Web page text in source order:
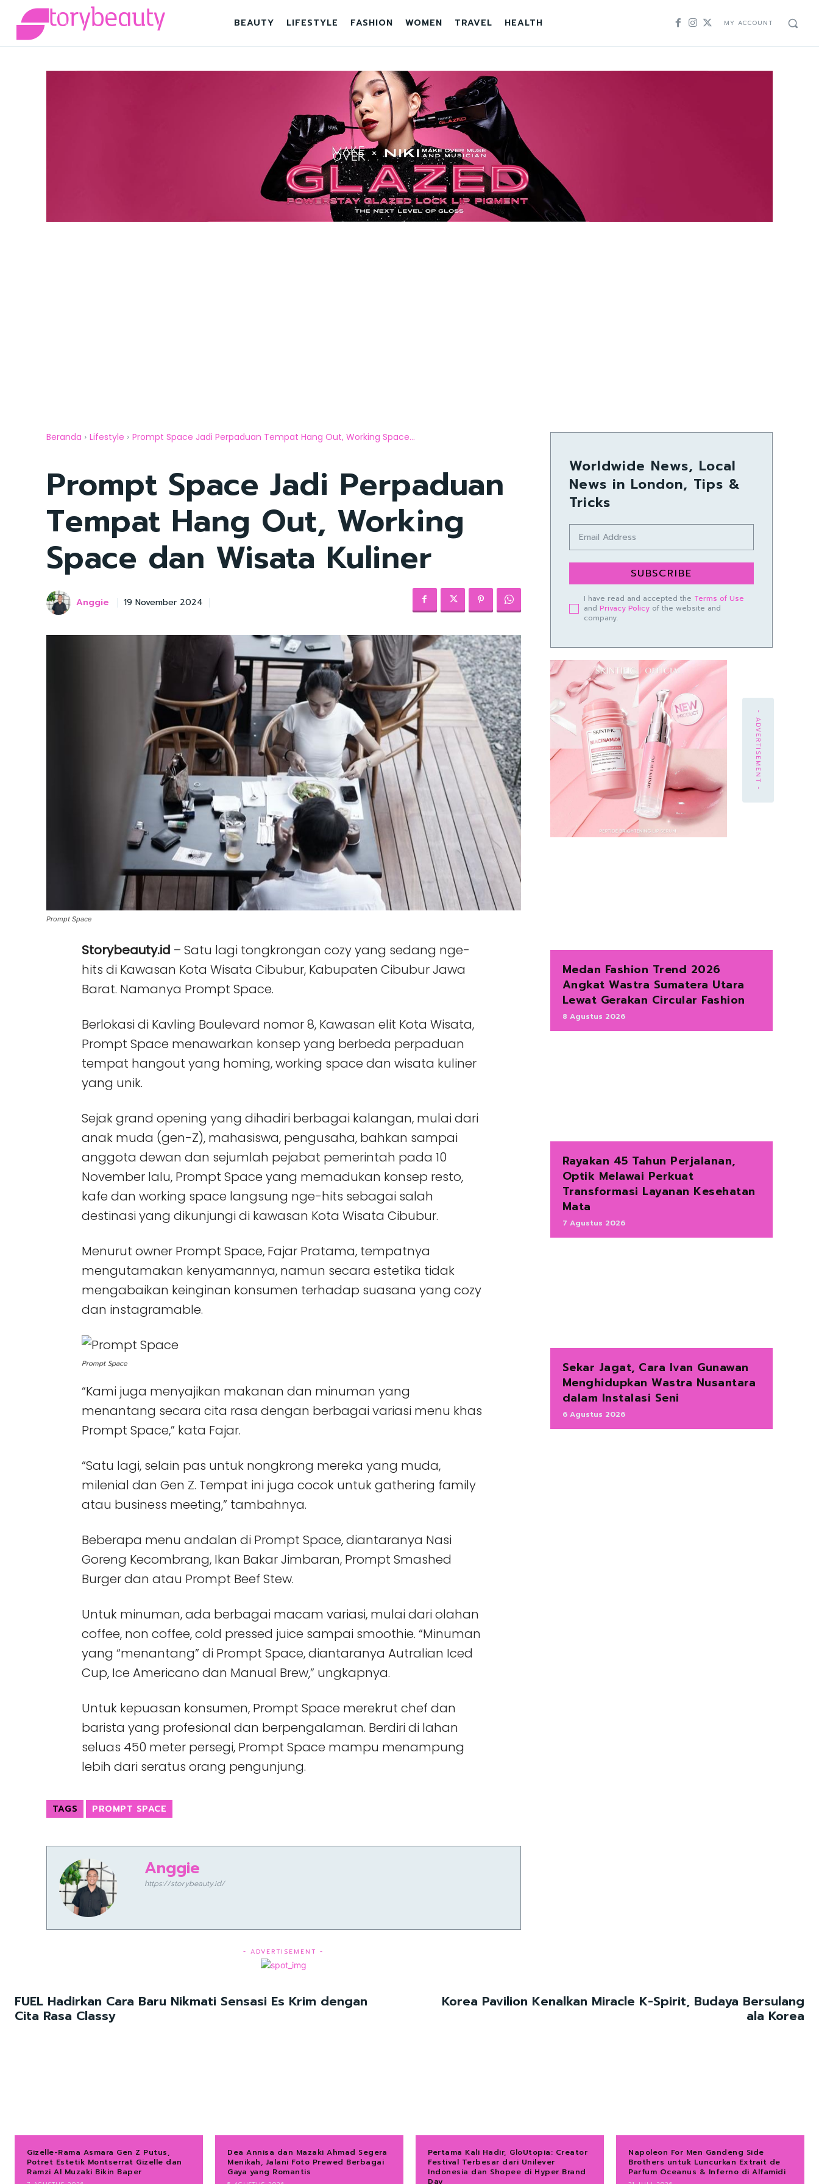
BEAUTY LIFESTYLE FASHION WOMEN TRAVEL HEALTH MY ACCOUNT
Beranda Lifestyle Prompt Space Jadi Perpaduan Tempat Hang Out, Working Space...
Prompt Space Jadi Perpaduan
Tempat Hang Out, Working
Space dan Wisata Kuliner
Anggie 19 November 2024
Prompt Space
Storybeauty.id – Satu lagi tongkrongan cozy yang sedang nge-
hits di Kawasan Kota Wisata Cibubur, Kabupaten Cibubur Jawa
Barat. Namanya Prompt Space.
Berlokasi di Kavling Boulevard nomor 8, Kawasan elit Kota Wisata,
Prompt Space menawarkan konsep yang berbeda perpaduan
tempat hangout yang homing, working space dan wisata kuliner
yang unik.
Sejak grand opening yang dihadiri berbagai kalangan, mulai dari
anak muda (gen-Z), mahasiswa, pengusaha, bahkan sampai
anggota dewan dan sejumlah pejabat pemerintah pada 10
November lalu, Prompt Space yang memadukan konsep resto,
kafe dan working space langsung nge-hits sebagai salah
destinasi yang dikunjungi di kawasan Kota Wisata Cibubur.
Menurut owner Prompt Space, Fajar Pratama, tempatnya
mengutamakan kenyamannya, namun secara estetika tidak
mengabaikan keinginan konsumen terhadap suasana yang cozy
dan instagramable.
Prompt Space
“Kami juga menyajikan makanan dan minuman yang
menantang secara cita rasa dengan berbagai variasi menu khas
Prompt Space,” kata Fajar.
“Satu lagi, selain pas untuk nongkrong mereka yang muda,
milenial dan Gen Z. Tempat ini juga cocok untuk gathering family
atau business meeting,” tambahnya.
Beberapa menu andalan di Prompt Space, diantaranya Nasi
Goreng Kecombrang, Ikan Bakar Jimbaran, Prompt Smashed
Burger dan atau Prompt Beef Stew.
Untuk minuman, ada berbagai macam variasi, mulai dari olahan
coffee, non coffee, cold pressed juice sampai smoothie. “Minuman
yang “menantang” di Prompt Space, diantaranya Autralian Iced
Cup, Ice Americano dan Manual Brew,” ungkapnya.
Untuk kepuasan konsumen, Prompt Space merekrut chef dan
barista yang profesional dan berpengalaman. Berdiri di lahan
seluas 450 meter persegi, Prompt Space mampu menampung
lebih dari seratus orang pengunjung.
TAGS PROMPT SPACE
Anggie
https://storybeauty.id/
- ADVERTISEMENT -
Worldwide News, Local
News in London, Tips &
Tricks
SUBSCRIBE
I have read and accepted the Terms of Use
and Privacy Policyof the website and
company.
- ADVERTISEMENT -
Medan Fashion Trend 2026
Angkat Wastra Sumatera Utara
Lewat Gerakan Circular Fashion
8 Agustus 2026
Rayakan 45 Tahun Perjalanan,
Optik Melawai Perkuat
Transformasi Layanan Kesehatan
Mata
7 Agustus 2026
Sekar Jagat, Cara Ivan Gunawan
Menghidupkan Wastra Nusantara
dalam Instalasi Seni
6 Agustus 2026
FUEL Hadirkan Cara Baru Nikmati Sensasi Es Krim dengan
Cita Rasa Classy
Korea Pavilion Kenalkan Miracle K-Spirit, Budaya Bersulang
ala Korea
Gizelle-Rama Asmara Gen Z Putus,
Potret Estetik Montserrat Gizelle dan
Ramzi Al Muzaki Bikin Baper
Dea Annisa dan Mazaki Ahmad Segera
Menikah, Jalani Foto Prewed Berbagai
Gaya yang Romantis
Pertama Kali Hadir, GloUtopia: Creator
Festival Terbesar dari Unilever
Indonesia dan Shopee di Hyper Brand
Day
Napoleon For Men Gandeng Side
Brothers untuk Luncurkan Extrait de
Parfum Oceanus & Inferno di Alfamidi